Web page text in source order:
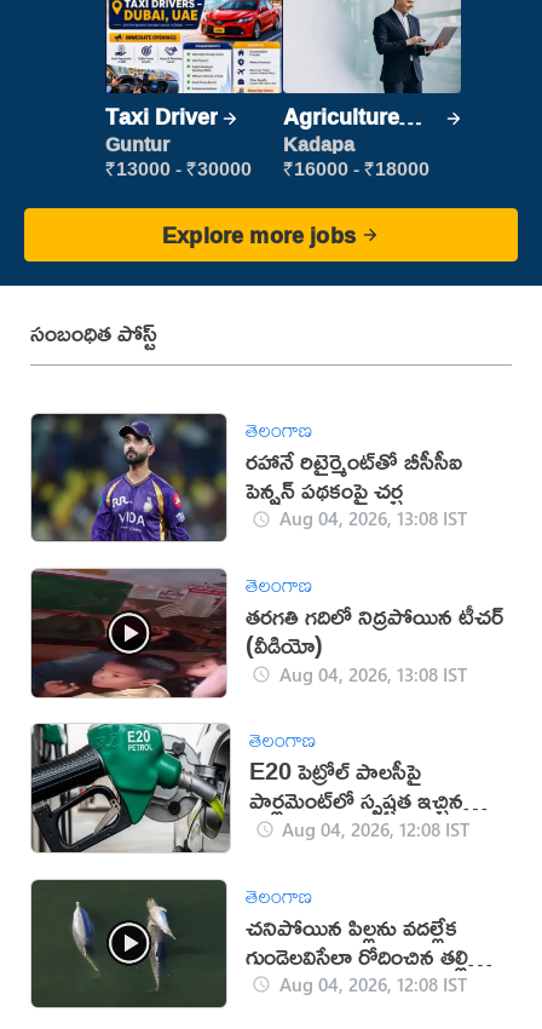
Taxi Driver
Guntur
₹13000 - ₹30000
Agriculture
Labour
Kadapa
₹16000 - ₹18000
Explore more jobs
సంబంధిత పోస్ట్
తెలంగాణ
రహానే రిటైర్మెంట్‌తో బీసీసీఐ
పెన్షన్ పథకంపై చర్చ
Aug 04, 2026, 13:08 IST
తెలంగాణ
తరగతి గదిలో నిద్రపోయిన టీచర్
(వీడియో)
Aug 04, 2026, 13:08 IST
తెలంగాణ
E20 పెట్రోల్ పాలసీపై
పార్లమెంట్‌లో స్పష్టత ఇచ్చిన
కేంద్రంAug 04, 2026, 12:08 IST
తెలంగాణ
చనిపోయిన పిల్లను వదల్లేక
గుండెలవిసేలా రోదించిన తల్లి
డాల్ఫిన్ (వీడియో)
Aug 04, 2026, 12:08 IST